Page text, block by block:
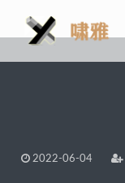
2022-06-04